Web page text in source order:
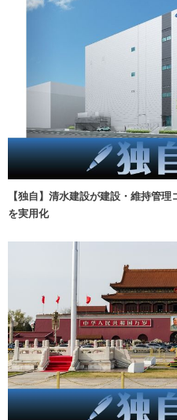
【独自】清水建設が建設・維持管
を実用化